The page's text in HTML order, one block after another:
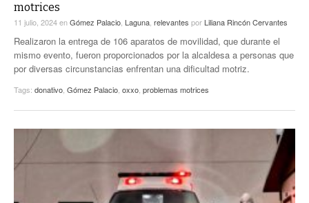
motrices
11 julio, 2024enGómez Palacio, Laguna, relevantes por Liliana Rincón Cervantes
Realizaron la entrega de 106 aparatos de movilidad, que durante el
mismo evento, fueron proporcionados por la alcaldesa a personas que
por diversas circunstancias enfrentan una dificultad motriz.
Tags: donativo, Gómez Palacio, oxxo, problemas motrices